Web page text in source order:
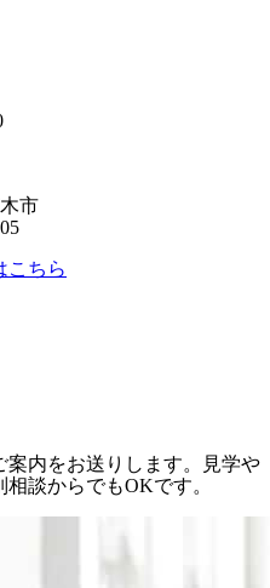
市
こちら
案内をお送りします。見学や
談からでもOKです。